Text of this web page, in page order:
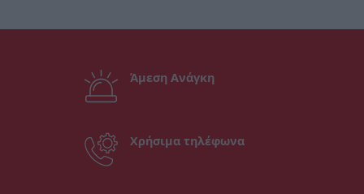
Άμεση Ανάγκη
Χρήσιμα τηλέφωνα